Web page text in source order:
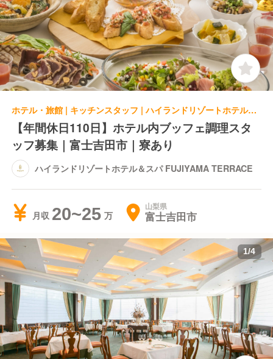
ホテル・旅館 | キッチンスタッフ | ハイランドリゾートホテル＆スパ FUJIYAMA TERRACE
【年間休日110日】ホテル内ブッフェ調理スタ
ッフ募集｜富士吉田市｜寮あり
ハイランドリゾートホテル＆スパ FUJIYAMA TERRACE
月収 20~25 山梨県
富士吉田市
1/4